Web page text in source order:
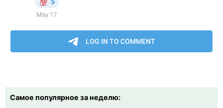
Самое популярное за неделю: